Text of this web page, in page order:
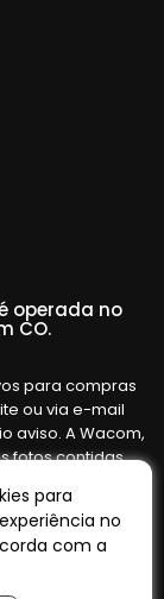
operada no
CO.
para compras
ou via e-mail
aviso. A Wacom,
fotos contidas
Ofertas
sujeitas à
para
no
com a